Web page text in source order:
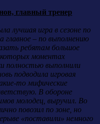
главный тренер
лучшая игра в сезоне по
главное – по выполнению
ребятам большое
моментах
полностью выполнили
подводила игровая
то мифические
В обороне
молодец, выручил. Во
повозил по зоне, но
«поставили» немного